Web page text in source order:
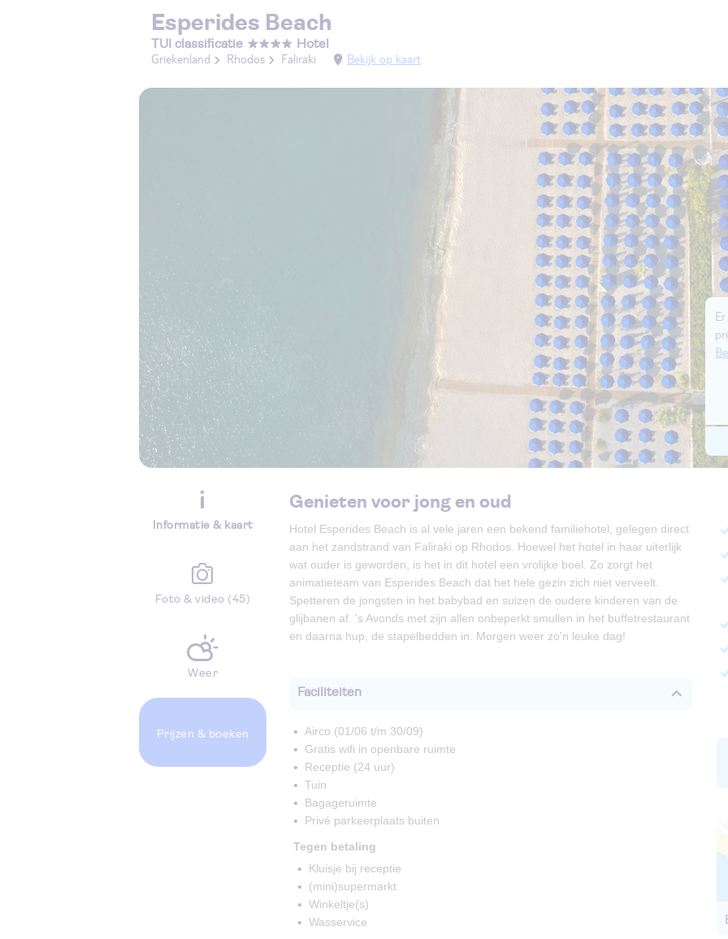
Esperides Beach
TUI classificatie Hotel
Griekenland Rhodos Faliraki Bekijk op kaart
Informatie & kaart
Foto & video (45)
Weer
Prijzen & boeken
Genieten voor jong en oud
Hotel Esperides Beach is al vele jaren een bekend familiehotel, gelegen direct
aan het zandstrand van Faliraki op Rhodos. Hoewel het hotel in haar uiterlijk
wat ouder is geworden, is het in dit hotel een vrolijke boel. Zo zorgt het
animatieteam van Esperides Beach dat het hele gezin zich niet verveelt.
Spetteren de jongsten in het babybad en suizen de oudere kinderen van de
glijbanen af. 's Avonds met zijn allen onbeperkt smullen in het buffetrestaurant
en daarna hup, de stapelbedden in. Morgen weer zo'n leuke dag!
Faciliteiten
Airco (01/06 t/m 30/09)
Gratis wifi in openbare ruimte
Receptie (24 uur)
Tuin
Bagageruimte
Privé parkeerplaats buiten
Tegen betaling
Kluisje bij receptie
(mini)supermarkt
Winkeltje(s)
Wasservice